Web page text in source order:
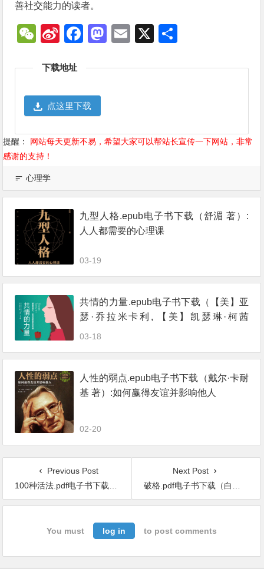
善社交能力的读者。
WeChat
SinaFacebook
Mastodon
Email
X
下载地址
点这里下载
提醒：
网站每天更新不易，希望大家可以帮站长宣传一下网站，非常
感谢的支持！
心理学
九型人格.epub电子书下载（舒湄 著）:
人人都需要的心理课
03-19
共情的力量.epub电子书下载（【美】亚
瑟·乔拉米卡利, 【美】凯瑟琳·柯茜
著）：情商高的人，如何抚慰受伤的灵
03-18
人性的弱点.epub电子书下载（戴尔·卡耐
基 著）:如何赢得友谊并影响他人
02-20
Previous Post
100种活法.pdf电子书下载（尼采 著） : 如何做自己
Next Post
破格.pdf电子书下载（白辂 著）：强者思维与人生跃迁
You must log in to post comments